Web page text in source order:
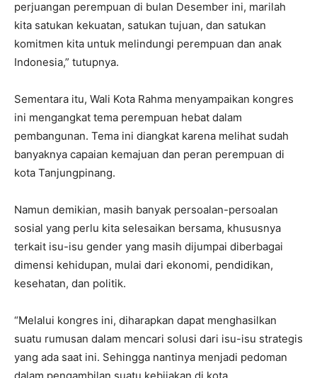
perjuangan perempuan di bulan Desember ini, marilah
kita satukan kekuatan, satukan tujuan, dan satukan
komitmen kita untuk melindungi perempuan dan anak
Indonesia,” tutupnya.
Sementara itu, Wali Kota Rahma menyampaikan kongres
ini mengangkat tema perempuan hebat dalam
pembangunan. Tema ini diangkat karena melihat sudah
banyaknya capaian kemajuan dan peran perempuan di
kota Tanjungpinang.
Namun demikian, masih banyak persoalan-persoalan
sosial yang perlu kita selesaikan bersama, khususnya
terkait isu-isu gender yang masih dijumpai diberbagai
dimensi kehidupan, mulai dari ekonomi, pendidikan,
kesehatan, dan politik.
“Melalui kongres ini, diharapkan dapat menghasilkan
suatu rumusan dalam mencari solusi dari isu-isu strategis
yang ada saat ini. Sehingga nantinya menjadi pedoman
dalam pengambilan suatu kebijakan di kota